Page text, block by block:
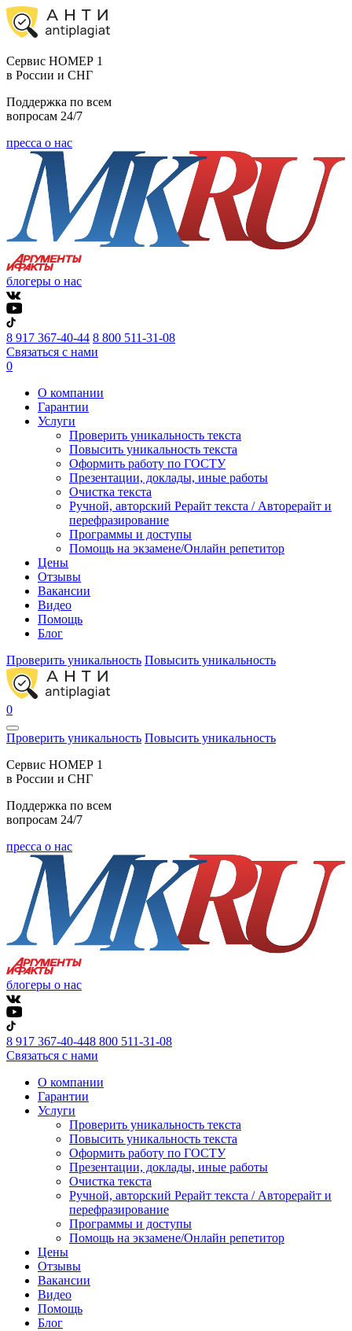
Cервис НОМЕР 1
в России и СНГ
Поддержка по всем
вопросам 24/7
пресса о нас
блогеры о нас
8 917 367-40-44 8 800 511-31-08
Связаться с нами
0
О компании
Гарантии
Услуги
Проверить уникальность текста
Повысить уникальность текста
Оформить работу по ГОСТУ
Презентации, доклады, иные работы
Очистка текста
Ручной, авторский Рерайт текста / Авторерайт и
перефразирование
Программы и доступы
Помощь на экзамене/Онлайн репетитор
Цены
Отзывы
Вакансии
Видео
Помощь
Блог
Проверить уникальность Повысить уникальность
0
Проверить уникальность Повысить уникальность
Cервис НОМЕР 1
в России и СНГ
Поддержка по всем
вопросам 24/7
пресса о нас
блогеры о нас
8 917 367-40-448 800 511-31-08
Связаться с нами
О компании
Гарантии
Услуги
Проверить уникальность текста
Повысить уникальность текста
Оформить работу по ГОСТУ
Презентации, доклады, иные работы
Очистка текста
Ручной, авторский Рерайт текста / Авторерайт и
перефразирование
Программы и доступы
Помощь на экзамене/Онлайн репетитор
Цены
Отзывы
Вакансии
Видео
Помощь
Блог